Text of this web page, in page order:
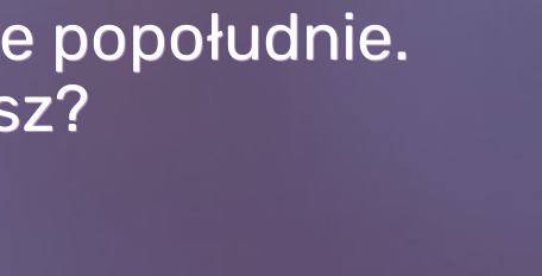
popołudnie.